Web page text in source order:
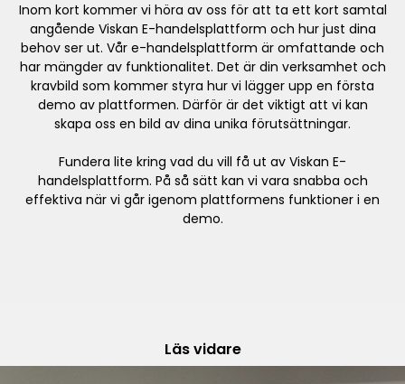
Inom kort kommer vi höra av oss för att ta ett kort samtal
angående Viskan E-handelsplattform och hur just dina
behov ser ut. Vår e-handelsplattform är omfattande och
har mängder av funktionalitet. Det är din verksamhet och
kravbild som kommer styra hur vi lägger upp en första
demo av plattformen. Därför är det viktigt att vi kan
skapa oss en bild av dina unika förutsättningar.
Fundera lite kring vad du vill få ut av Viskan E-
handelsplattform. På så sätt kan vi vara snabba och
effektiva när vi går igenom plattformens funktioner i en
demo.
Läs vidare